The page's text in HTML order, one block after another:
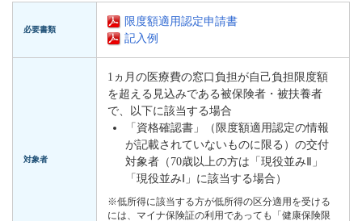
必要書類
限度額適用認定申請書
記入例
対象者
1ヵ月の医療費の窓口負担が自己負担限度額
を超える見込みである被保険者・被扶養者
で、以下に該当する場合
「資格確認書」（限度額適用認定の情報
が記載されていないものに限る）の交付
対象者（70歳以上の方は「現役並みⅡ」
「現役並みⅠ」に該当する場合）
※低所得に該当する方が低所得の区分適用を受ける
には、マイナ保険証の利用であっても「健康保険限